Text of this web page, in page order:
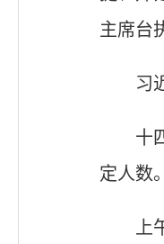
主席台
习
十
定人数。